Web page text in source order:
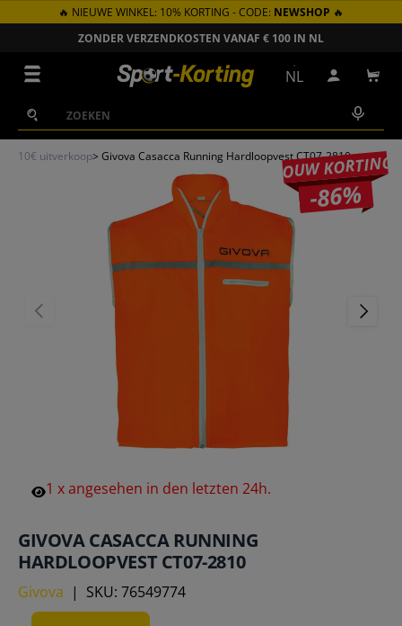
GA NAAR INHOUD
🔥 NIEUWE WINKEL: 10% KORTING - CODE: NEWSHOP 🔥
ZONDER VERZENDKOSTEN VANAF € 100 IN NL
Zoeken
Zoeken
NL Inloggen
10€ uitverkoop> Givova Casacca Running Hardloopvest CT07-2810
JOUW KORTING
-86%
VORIGE
1 xangesehen in den letzten 24h.
GIVOVA CASACCA RUNNING
HARDLOOPVEST CT07-2810
Givova | SKU: 76549774